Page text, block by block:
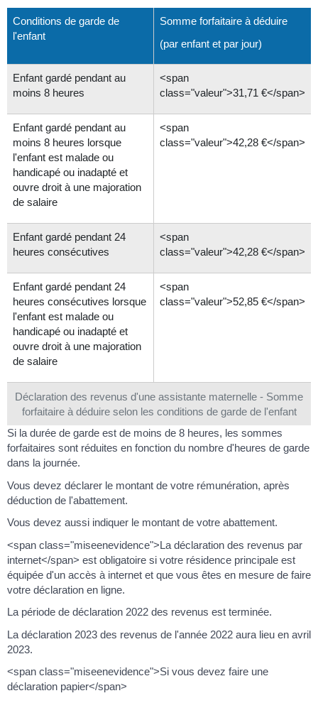
Déclaration des revenus d'une assistante maternelle - Somme
forfaitaire à déduire selon les conditions de garde de l'enfant
Conditions de garde de
l'enfant
Somme forfaitaire à déduire
(par enfant et par jour)
Enfant gardé pendant au
moins 8 heures
<span
class="valeur">31,71 €</span>
Enfant gardé pendant au
moins 8 heures lorsque
l'enfant est malade ou
handicapé ou inadapté et
ouvre droit à une majoration
de salaire
<span
class="valeur">42,28 €</span>
Enfant gardé pendant 24
heures consécutives
<span
class="valeur">42,28 €</span>
Enfant gardé pendant 24
heures consécutives lorsque
l'enfant est malade ou
handicapé ou inadapté et
ouvre droit à une majoration
de salaire
<span
class="valeur">52,85 €</span>
Si la durée de garde est de moins de 8 heures, les sommes
forfaitaires sont réduites en fonction du nombre d'heures de garde
dans la journée.
Vous devez déclarer le montant de votre rémunération, après
déduction de l'abattement.
Vous devez aussi indiquer le montant de votre abattement.
<span class="miseenevidence">La déclaration des revenus par
internet</span> est obligatoire si votre résidence principale est
équipée d'un accès à internet et que vous êtes en mesure de faire
votre déclaration en ligne.
La période de déclaration 2022 des revenus est terminée.
La déclaration 2023 des revenus de l'année 2022 aura lieu en avril
2023.
<span class="miseenevidence">Si vous devez faire une
déclaration papier</span>